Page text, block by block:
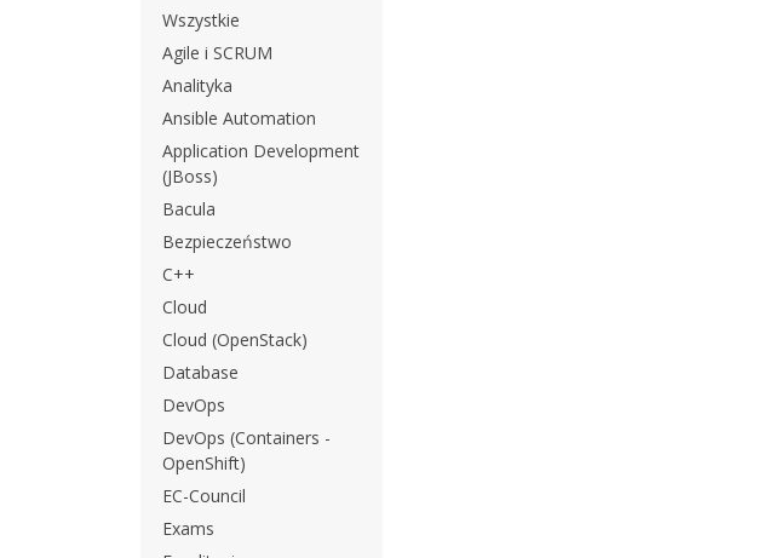
Wszystkie
Agile i SCRUM
Analityka
Ansible Automation
Application Development
(JBoss)
Bacula
Bezpieczeństwo
C++
Cloud
Cloud (OpenStack)
Database
DevOps
DevOps (Containers -
OpenShift)
EC-Council
Exams